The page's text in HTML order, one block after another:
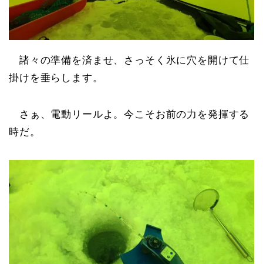
諸々の準備を済ませ、さっそく氷に穴を開けて仕
掛けを垂らします。
さぁ、電動リールよ。今こそお前の力を発揮する
時だ。